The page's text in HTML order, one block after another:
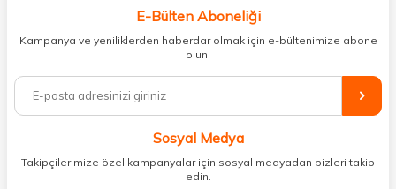
kişisel bakım hem de takviye edici gıda ürünlerini sizlerle
buluşturuyoruz. Artık mağaza mağaza dolaşmanıza gerek yok;
ihtiyacınız olan her şeyi tek bir çatı altında topluyor ve kapınıza kadar
%100 orijinal kozmetik ve sağlık ürünleriyle güzelliğinizi tamamlayabilir,
vücudunuzu desteklemek için güvenilir takviye edici gıdalara
minerallere kadar binlerce ürünü uygun fiyat ve hızlı kargo avantajıyla
sunuyoruz.
E-Bülten Aboneliği
Kampanya ve yeniliklerden haberdar olmak için e-bültenimize abone
olun!
Sosyal Medya
Takipçilerimize özel kampanyalar için sosyal medyadan bizleri takip
edin.